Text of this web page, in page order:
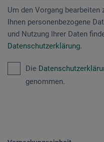
Um den Vorgang bearbeiten
Ihnen personenbezogene
und Nutzung Ihrer Daten
Datenschutzerklärung.
Die
genommen.